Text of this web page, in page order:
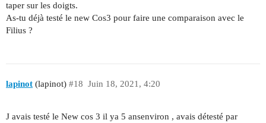
taper sur les doigts.
As-tu déjà testé le new Cos3 pour faire une comparaison avec le
Filius ?
lapinot (lapinot) Juin 18, 2021, 4:20
#18
J avais testé le New cos 3 il ya 5 ansenviron , avais détesté par